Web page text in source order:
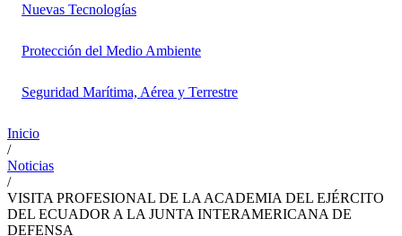
Nuevas Tecnologías
Protección del Medio Ambiente
Seguridad Marítima, Aérea y Terrestre
Inicio
/
Noticias
/
VISITA PROFESIONAL DE LA ACADEMIA DEL EJÉRCITO
DEL ECUADOR A LA JUNTA INTERAMERICANA DE
DEFENSA